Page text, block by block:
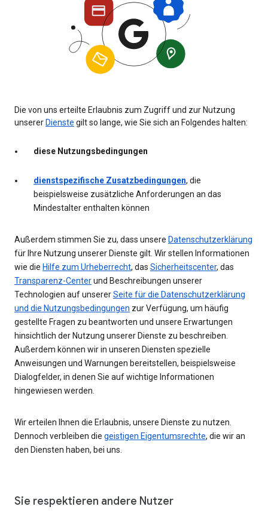
Die von uns erteilte Erlaubnis zum Zugriff und zur Nutzung
unsererDienste gilt so lange, wie Sie sich an Folgendes halten:
diese Nutzungsbedingungen
dienstspezifische Zusatzbedingungen, die
beispielsweise zusätzliche Anforderungen an das
Mindestalter enthalten können
Außerdem stimmen Sie zu, dass unsere Datenschutzerklärung
für Ihre Nutzung unserer Dienste gilt. Wir stellen Informationen
wie die Hilfe zum Urheberrecht, das Sicherheitscenter, das
Transparenz-Centerund Beschreibungen unserer
Technologien auf unsererSeite für die Datenschutzerklärung
und die Nutzungsbedingungen zur Verfügung, um häufig
gestellte Fragen zu beantworten und unsere Erwartungen
hinsichtlich der Nutzung unserer Dienste zu beschreiben.
Außerdem können wir in unseren Diensten spezielle
Anweisungen und Warnungen bereitstellen, beispielsweise
Dialogfelder, in denen Sie auf wichtige Informationen
hingewiesen werden.
Wir erteilen Ihnen die Erlaubnis, unsere Dienste zu nutzen.
Dennoch verbleiben die geistigen Eigentumsrechte, die wir an
den Diensten haben, bei uns.
Sie respektieren andere Nutzer